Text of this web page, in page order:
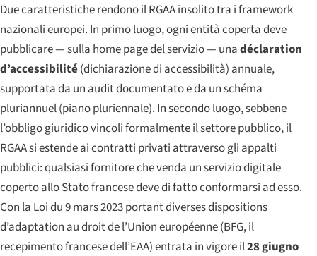
Due caratteristiche rendono il RGAA insolito tra i framework
nazionali europei. In primo luogo, ogni entità coperta deve
pubblicare — sulla home page del servizio — unadéclaration
d’accessibilité(dichiarazione di accessibilità) annuale,
supportata da un audit documentato e da unschéma
pluriannuel(piano pluriennale). In secondo luogo, sebbene
l’obbligo giuridico vincoli formalmente il settore pubblico, il
RGAA si estende ai contratti privati attraverso gli appalti
pubblici: qualsiasi fornitore che venda un servizio digitale
coperto allo Stato francese deve di fatto conformarsi ad esso.
Con la Loi du 9 mars 2023 portant diverses dispositions
d’adaptation au droit de l’Union européenne(BFG, il
recepimento francese dell’EAA) entrata in vigore il28 giugno